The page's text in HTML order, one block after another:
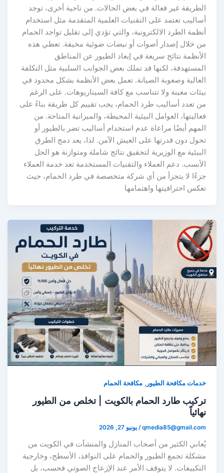
الطريقة غير فعالة في بعض الحالات. من ناحية أخرى، توجد
أساليب تعتمد على التقنيات العلمية المتقدمة مثل استخدام
أنظمة الطرد الالكترونية، والتي تؤدي إلى تقليل تواجد الحمام
من خلال إصدار أصوات أو نبضات ضوئية مخيفة. تعطي هذه
الأنظمة نتائج سريعة في إبعاد الطيور عن المناطق
المستهدفة، لكنها قد تملك بعض الجوانب السلبية مثل التكلفة
العالية وصعوبة الصيانة. تعمل بعض الأنظمة بشكل محدود في
بيئات معينة ولا تتناسب مع كافة السيناريوهات. على الرغم
من تعدد أساليب طرد الحمام، يجب تقييم كل طريقة بناءً على
فعاليتها، العوامل البيئية المحيطة، والميزانية المتاحة. من
المهم أيضًا مراعاة عدم استخدام أساليب تضر بالطيور أو
تحول دون قدرتها على العيش الآمن. لذا، يعد دمج الطرق
البيئية مع الوزيرية لتحقيق نتائج شاملة ومتوازنة هو الحل
الأنسب. دعم العملاء والتقنيات المستخدمة تعد خدمة العملاء
جزءًا لا يتجزأ من أي شركة متخصصة في طرد الحمام، حيث
تعكس احترافيتها واهتمامها
خدمات مكافحة الطيور ,مكافحة الحمام
تركيب طارد الحمام بالكويت | تخلص من الطيور
نهائياً
qmedia85@gmail.com
/يونيو 27, 2026
يُعاني الكثير من أصحاب المنازل والمنشآت في الكويت من
مشكلة تجمع الطيور والحمام على النوافذ، الأسطح، وخارجية
التكييفات. لا يتوقف الأمر عند الإزعاج الصوتي فحسب، بل